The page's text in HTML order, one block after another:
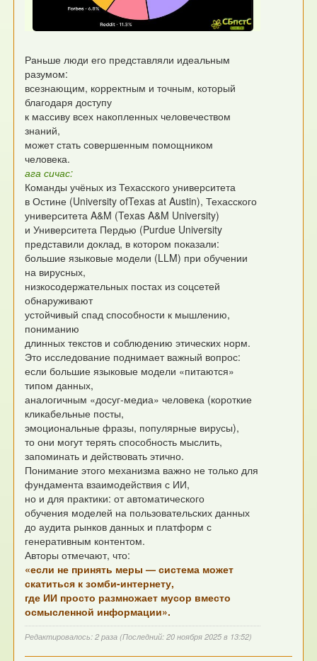
Раньше люди его представляли идеальным
разумом:
всезнающим, корректным и точным, который
благодаря доступу
к массиву всех накопленных человечеством
знаний,
может стать совершенным помощником
человека.
ага сичас:
Команды учёных из Техасского университета
в Остине (University ofTexas at Austin), Техасского
университета A&M (Texas A&M University)
и Университета Пердью (Purdue University
представили доклад, в котором показали:
большие языковые модели (LLM) при обучении
на вирусных,
низкосодержательных постах из соцсетей
обнаруживают
устойчивый спад способности к мышлению,
пониманию
длинных текстов и соблюдению этических норм.
Это исследование поднимает важный вопрос:
если большие языковые модели «питаются»
типом данных,
аналогичным «досуг-медиа» человека (короткие
кликабельные посты,
эмоциональные фразы, популярные вирусы),
то они могут терять способность мыслить,
запоминать и действовать этично.
Понимание этого механизма важно не только для
фундамента взаимодействия с ИИ,
но и для практики: от автоматического
обучения моделей на пользовательских данных
до аудита рынков данных и платформ с
генеративным контентом.
Авторы отмечают, что:
«если не принять меры — система может
скатиться к зомби-интернету,
где ИИ просто размножает мусор вместо
осмысленной информации».
Редактировалось: 2 раза (Последний: 20 ноября 2025 в 13:52)